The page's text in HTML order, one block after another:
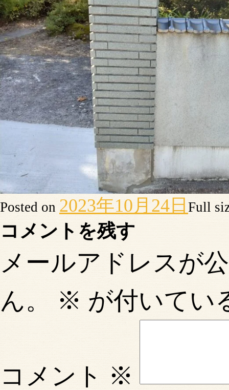
Posted on 2023年10月24日 Full
コメントを残す
メールアドレスが
ん。
※ が付いてい
コメント ※